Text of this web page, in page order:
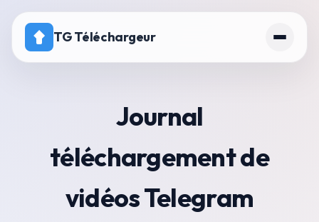
TG Téléchargeur
Canal avec téléchargement désactivé
Journal
téléchargement de
vidéos Telegram